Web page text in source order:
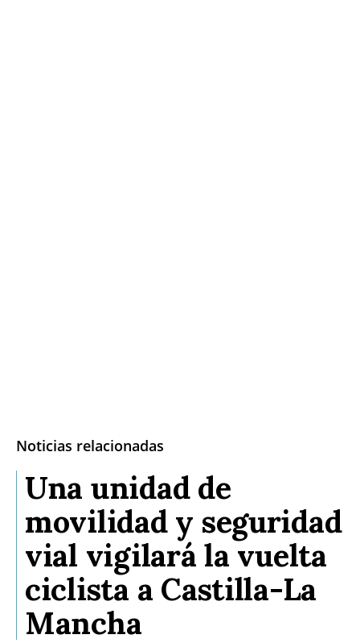
Noticias relacionadas
Una unidad de
movilidad y seguridad
vial vigilará la vuelta
ciclista a Castilla-La
Mancha